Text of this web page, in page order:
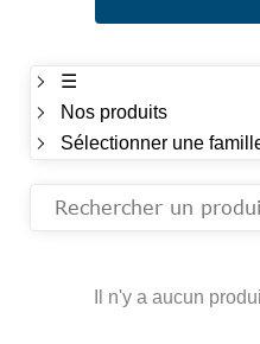
☰
Nos produits
Sélectionner une
Il n'y a aucun